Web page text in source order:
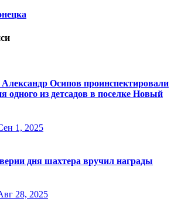
Осипов проинспектировали
одного из детсадов в поселке Новый
1, 2025
дня шахтера вручил награды
28, 2025